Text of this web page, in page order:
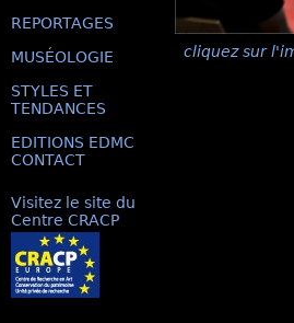
REPORTAGES
MUSÉOLOGIE
STYLES ET
TENDANCES
EDITIONS EDMC
CONTACT
Visitez le site du
Centre CRACP
cliquez sur